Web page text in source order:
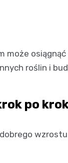
osiągnąć
roślin i
po